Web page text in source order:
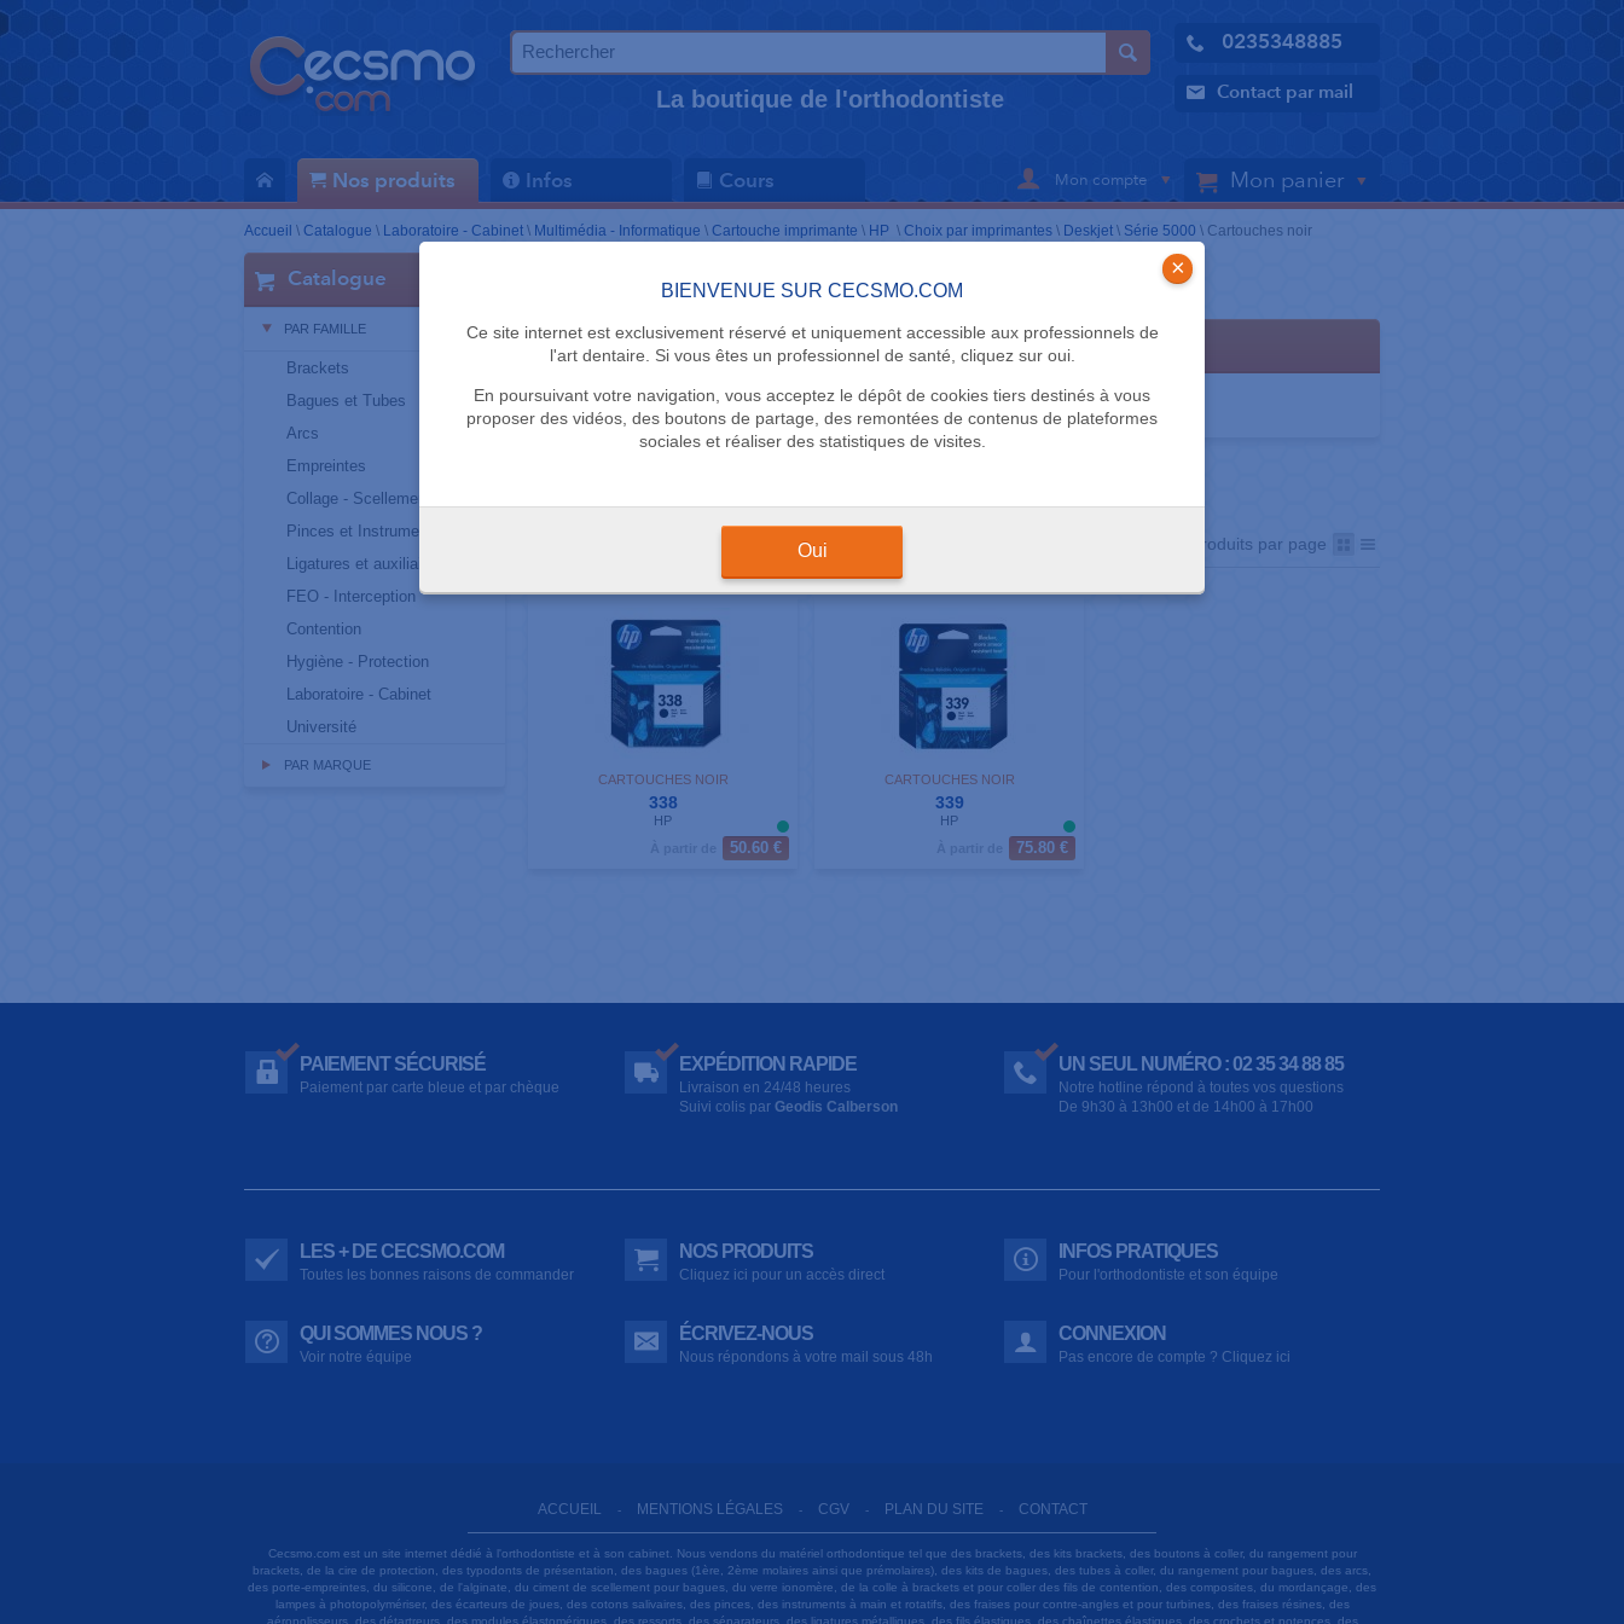
La boutique de l'orthodontiste
0235348885
Contact par mail
Nos produits Infos Cours Mon compte Mon panier
BIENVENUE SUR CECSMO.COM
Ce site internet est exclusivement réservé et uniquement accessible aux professionnels de
l'art dentaire. Si vous êtes un professionnel de santé, cliquez sur oui.
En poursuivant votre navigation, vous acceptez le dépôt de cookies tiers destinés à vous
proposer des vidéos, des boutons de partage, des remontées de contenus de plateformes
sociales et réaliser des statistiques de visites.
×
Oui
Accueil \ Catalogue \ Laboratoire - Cabinet \ Multimédia - Informatique \ Cartouche imprimante \ HP \ Choix par imprimantes \ Deskjet \ Série 5000 \ Cartouches noir
Catalogue
PAR FAMILLE
Brackets
Bagues et Tubes
Arcs
Empreintes
Collage - Scellement
Pinces et Instruments
Ligatures et auxiliaires
FEO - Interception
Contention
Hygiène - Protection
Laboratoire - Cabinet
Université
PAR MARQUE
Cartouches noir
Sélectionnez vos critères de recherche en cliquant dessus
MARQUE
Résultats de votre recherche : 2 produits correspondants produits par page
CARTOUCHES NOIR
338
HP
50.60 €
CARTOUCHES NOIR
339
HP
75.80 €
PAIEMENT SÉCURISÉ
Paiement par carte bleue et par chèque
EXPÉDITION RAPIDE
Livraison en 24/48 heures
Suivi colis par Geodis Calberson
UN SEUL NUMÉRO : 02 35 34 88 85
Notre hotline répond à toutes vos questions
De 9h30 à 13h00 et de 14h00 à 17h00
LES + DE CECSMO.COM
Toutes les bonnes raisons de commander
NOS PRODUITS
Cliquez ici pour un accès direct
INFOS PRATIQUES
Pour l'orthodontiste et son équipe
QUI SOMMES NOUS ?
Voir notre équipe
ÉCRIVEZ-NOUS
Nous répondons à votre mail sous 48h
CONNEXION
Pas encore de compte ? Cliquez ici
ACCUEIL - MENTIONS LÉGALES - CGV - PLAN DU SITE - CONTACT
Cecsmo.com est un site internet dédié à l'orthodontiste et à son cabinet. Nous vendons du matériel orthodontique tel que des brackets, des kits brackets, des boutons à coller, du rangement pour
brackets, de la cire de protection, des typodonts de présentation, des bagues (1ère, 2ème molaires ainsi que prémolaires), des kits de bagues, des tubes à coller, du rangement pour bagues, des arcs,
des porte-empreintes, du silicone, de l'alginate, du ciment de scellement pour bagues, du verre ionomère, de la colle à brackets et pour coller des fils de contention, des composites, du mordançage, des
lampes à photopolymériser, des écarteurs de joues, des cotons salivaires, des pinces, des instruments à main et rotatifs, des fraises pour contre-angles et pour turbines, des fraises résines, des
aéropolisseurs, des détartreurs, des modules élastomériques, des ressorts, des séparateurs, des ligatures métalliques, des fils élastiques, des chaînettes élastiques, des crochets et potences, des